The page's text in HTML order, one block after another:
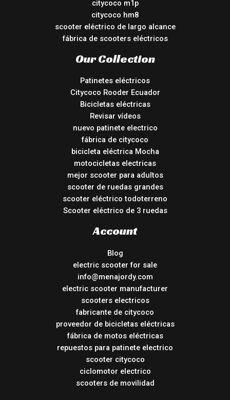
citycoco m1p
citycoco hm8
scooter eléctrico de largo alcance
fábrica de scooters eléctricos
Our Collection
Patinetes eléctricos
Citycoco Rooder Ecuador
Bicicletas eléctricas
Revisar vídeos
nuevo patinete electrico
fábrica de citycoco
bicicleta eléctrica Mocha
motocicletas electricas
mejor scooter para adultos
scooter de ruedas grandes
scooter eléctrico todoterreno
Scooter eléctrico de 3 ruedas
Account
Blog
electric scooter for sale
info@menajordy.com
electric scooter manufacturer
scooters electricos
fabricante de citycoco
proveedor de bicicletas eléctricas
fábrica de motos eléctricas
repuestos para patinete electrico
scooter citycoco
ciclomotor electrico
scooters de movilidad